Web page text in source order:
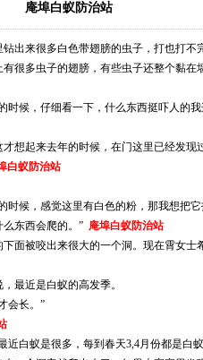
庵埠白蚁防治站
出来很多白色带翅膀的虫子，打也打不
很多虫子的翅膀，有些虫子还整个黏在
时候，仔细看一下，什么东西挺吓人的
想起来去年的时候，在门这里已经发现
白蚁防治站
时候，感觉这里有白色的粉，那我想把
东西会爬的。” 庵埠白蚁防治站
面被咬出来很大的一个洞。现在霄女士
最近是白蚁的高发季。
会长。”
白蚁是很多，每到春天3,4月份都是白